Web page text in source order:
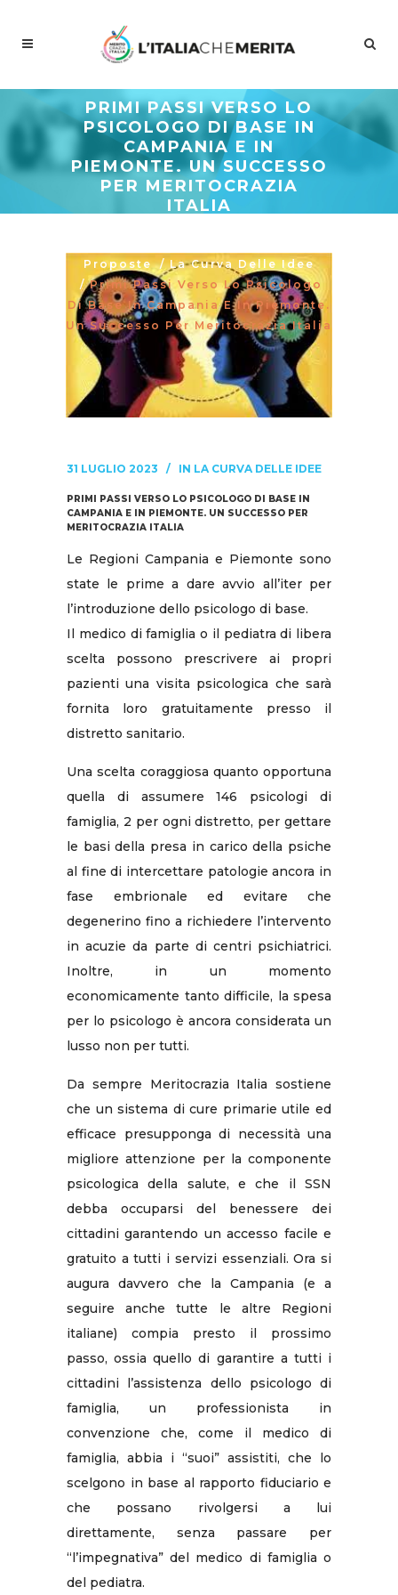
PRIMI PASSI VERSO LO
PSICOLOGO DI BASE IN
CAMPANIA E IN
PIEMONTE. UN SUCCESSO
PER MERITOCRAZIA
ITALIA
Proposte /La Curva Delle Idee
/Primi Passi Verso Lo Psicologo
Di Base In Campania E In Piemonte.
Un Successo Per Meritocrazia Italia
31 LUGLIO 2023 IN LA CURVA DELLE IDEE
PRIMI PASSI VERSO LO PSICOLOGO DI BASE IN
CAMPANIA E IN PIEMONTE. UN SUCCESSO PER
MERITOCRAZIA ITALIA
Le Regioni Campania e Piemonte sono
state le prime a dare avvio all’iter per
l’introduzione dello psicologo di base.
Il medico di famiglia o il pediatra di libera
scelta possono prescrivere ai propri
pazienti una visita psicologica che sarà
fornita loro gratuitamente presso il
distretto sanitario.
Una scelta coraggiosa quanto opportuna
quella di assumere 146 psicologi di
famiglia, 2 per ogni distretto, per gettare
le basi della presa in carico della psiche
al fine di intercettare patologie ancora in
fase embrionale ed evitare che
degenerino fino a richiedere l’intervento
in acuzie da parte di centri psichiatrici.
Inoltre, in un momento
economicamente tanto difficile, la spesa
per lo psicologo è ancora considerata un
lusso non per tutti.
Da sempre Meritocrazia Italia sostiene
che un sistema di cure primarie utile ed
efficace presupponga di necessità una
migliore attenzione per la componente
psicologica della salute, e che il SSN
debba occuparsi del benessere dei
cittadini garantendo un accesso facile e
gratuito a tutti i servizi essenziali. Ora si
augura davvero che la Campania (e a
seguire anche tutte le altre Regioni
italiane) compia presto il prossimo
passo, ossia quello di garantire a tutti i
cittadini l’assistenza dello psicologo di
famiglia, un professionista in
convenzione che, come il medico di
famiglia, abbia i “suoi” assistiti, che lo
scelgono in base al rapporto fiduciario e
che possano rivolgersi a lui
direttamente, senza passare per
“l’impegnativa” del medico di famiglia o
del pediatra.